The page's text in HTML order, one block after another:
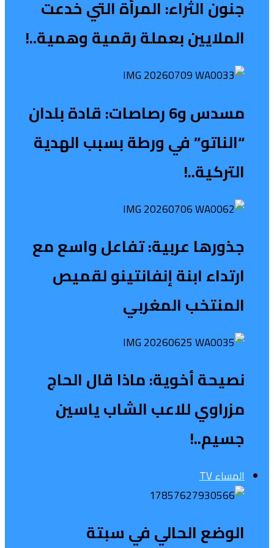
جنون الثراء: المرأة التي خدعت
الملايين بعملة رقمية وهمية..!
مسدس و6 رصاصات: قادة بلدان
“الناتو” في ورطة بسبب الهدية
التركية..!
جذورها عربية: تفاعل واسع مع
ارتداء ابنة إنفانتينو لقميص
المنتخب المغربي
نصيحة أخوية: ماذا قال الحاج
مزراوي للاعب الشاب ياسين
جسيم..!
المساء TV
الوضع الحالي في سبتة